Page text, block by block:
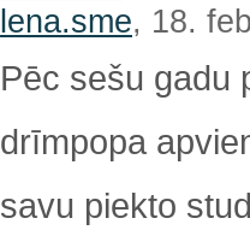
lena.sme, 18.
Pēc sešu gadu
drīmpopa
savu piekto